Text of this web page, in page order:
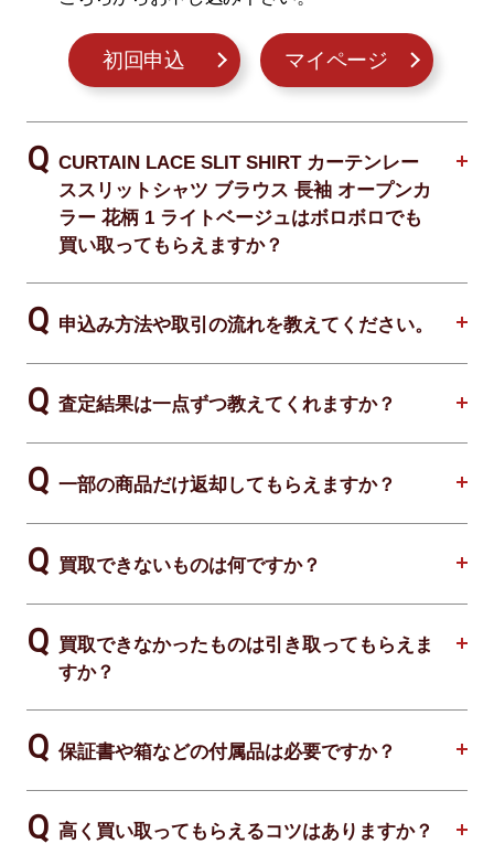
初回申込 マイページ
CURTAIN LACE SLIT SHIRT カーテンレー
ススリットシャツ ブラウス 長袖 オープンカ
ラー 花柄 1 ライトベージュはボロボロでも
買い取ってもらえますか？
申込み方法や取引の流れを教えてください。
査定結果は一点ずつ教えてくれますか？
一部の商品だけ返却してもらえますか？
買取できないものは何ですか？
買取できなかったものは引き取ってもらえま
すか？
保証書や箱などの付属品は必要ですか？
高く買い取ってもらえるコツはありますか？